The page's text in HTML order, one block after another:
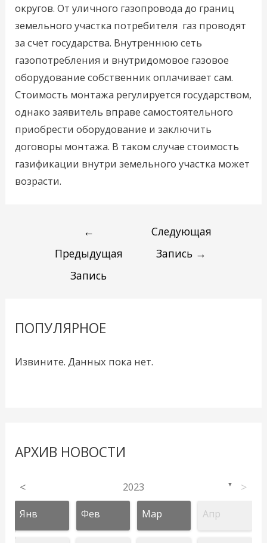
округов. От уличного газопровода до границ
земельного участка потребителя газ проводят
за счет государства. Внутреннюю сеть
газопотребления и внутридомовое газовое
оборудование собственник оплачивает сам.
Стоимость монтажа регулируется государством,
однако заявитель вправе самостоятельного
приобрести оборудование и заключить
договоры монтажа. В таком случае стоимость
газификации внутри земельного участка может
возрасти.
←
Предыдущая
Запись
Следующая
Запись →
ПОПУЛЯРНОЕ
Извините. Данных пока нет.
АРХИВ НОВОСТИ
< 2023 ▼ >
Янв Фев Мар Апр